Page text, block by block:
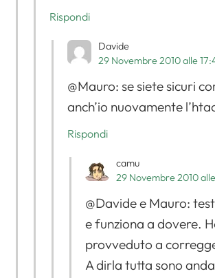
Rispondi
Davide
29 Novembre 2010 alle
@Mauro: se siete sicuri
anch’io nuovamente
Rispondi
camu
29 Novembre 2010
@Davide e Mauro:
e funziona a dovere.
provveduto a
A dirla tutta sono